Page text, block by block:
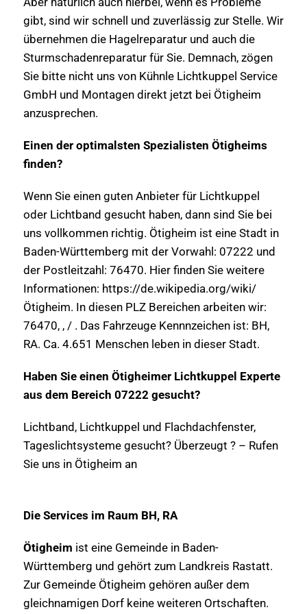
gibt, sind wir schnell und zuverlässig zur Stelle. Wir
übernehmen die Hagelreparatur und auch die
Sturmschadenreparatur für Sie. Demnach, zögen
Sie bitte nicht uns von Kühnle Lichtkuppel Service
GmbH und Montagen direkt jetzt bei Ötigheim
anzusprechen.
Einen der optimalsten Spezialisten Ötigheims
finden?
Wenn Sie einen guten Anbieter für Lichtkuppel
oder Lichtband gesucht haben, dann sind Sie bei
uns vollkommen richtig. Ötigheim ist eine Stadt in
Baden-Württemberg mit der Vorwahl: 07222 und
der Postleitzahl: 76470. Hier finden Sie weitere
Informationen: https://de.wikipedia.org/wiki/
Ötigheim. In diesen PLZ Bereichen arbeiten wir:
76470, , / . Das Fahrzeuge Kennnzeichen ist: BH,
RA. Ca. 4.651 Menschen leben in dieser Stadt.
Haben Sie einen Ötigheimer Lichtkuppel Experte
aus dem Bereich 07222 gesucht?
Lichtband, Lichtkuppel und Flachdachfenster,
Tageslichtsysteme gesucht? Überzeugt ? – Rufen
Sie uns in Ötigheim an
Die Services im Raum BH, RA
Ötigheim ist eine Gemeinde in Baden-
Württemberg und gehört zum Landkreis Rastatt.
Zur Gemeinde Ötigheim gehören außer dem
gleichnamigen Dorf keine weiteren Ortschaften.